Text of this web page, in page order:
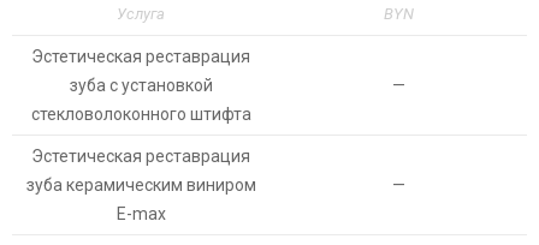
Услуга BYN
Эстетическая реставрация
зуба с установкой
стекловолоконного штифта
—
Эстетическая реставрация
зуба керамическим виниром
E-max
—